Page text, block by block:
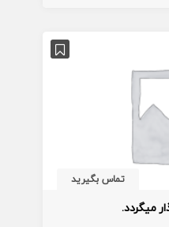
تماس بگیرید
میگردد.